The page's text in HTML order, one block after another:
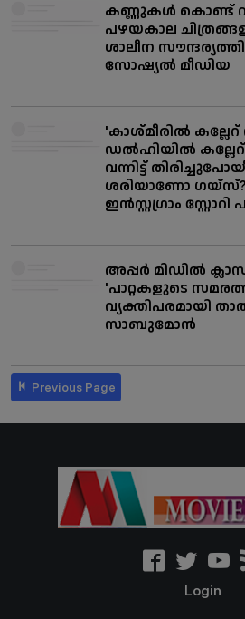
കണ്ണുകൾ കൊണ്ട്
പഴയകാല
ശാലീന
സോഷ്യൽ മീഡിയ
'കാശ്മീരിൽ കല്ലേറ്
ഡൽഹിയിൽ കല്ലേറ്
വന്നിട്ട്
ശരിയാണോ ഗയ്സ്?'
ഇൻസ്റ്റഗ്രാം
അപ്പർ മിഡിൽ
'പാറ്റകളുടെ
വ്യക്തിപരമായി
സാബുമോന്‍
Previous Page
Login